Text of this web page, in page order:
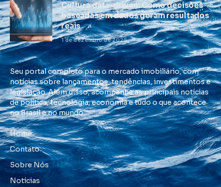
Cultura data-driven: Como decisões
baseadas em dados geram resultados
reais
1 de dezembro de 2025
Seu portal completo para o mercado imobiliário, com
notícias sobre lançamentos, tendências, investimentos e
legislação. Além disso, acompanhe as principais notícias
de política, tecnologia, economia e tudo o que acontece
no Brasil e no mundo.
Home
Contato
Sobre Nós
Notícias